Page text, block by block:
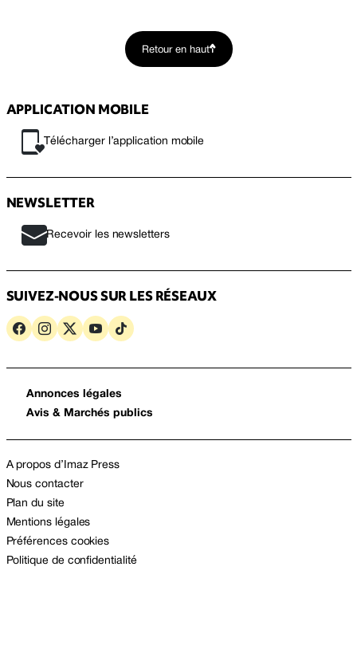
Retour en haut
APPLICATION MOBILE
Télécharger l’application mobile
NEWSLETTER
Recevoir les newsletters
SUIVEZ-NOUS SUR LES RÉSEAUX
Annonces légales
Avis & Marchés publics
A propos d’Imaz Press
Nous contacter
Plan du site
Mentions légales
Préférences cookies
Politique de confidentialité